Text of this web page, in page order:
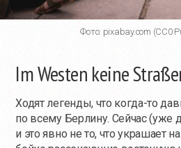
Фото: pixabay.com (CC0
Im Westen keine
Ходят легенды, что когда-то
по всему Берлину. Сейчас (уже
и это явно не то, что украшает